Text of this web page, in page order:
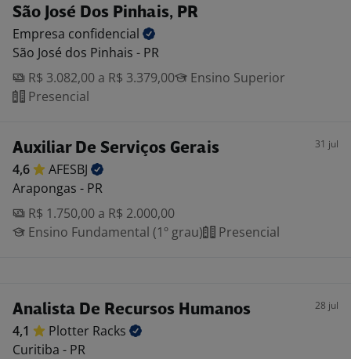
São José Dos Pinhais, PR
Empresa confidencial
São José dos Pinhais - PR
R$ 3.082,00 a R$ 3.379,00
Ensino Superior
Presencial
Auxiliar De Serviços Gerais 31 jul
4,6
AFESBJ
Arapongas - PR
R$ 1.750,00 a R$ 2.000,00
Ensino Fundamental (1º grau)
Presencial
Analista De Recursos Humanos 28 jul
4,1 Plotter Racks
Curitiba - PR